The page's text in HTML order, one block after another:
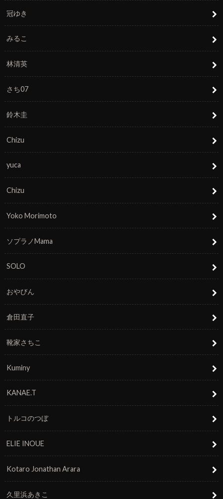
冠ゆき
みるこ
林清英
さち07
鈴木圭
Chizu
yuca
Chizu
Yoko Morimoto
ソプラノMama
SOLO
おやびん
倉田直子
靴家さちこ
Kuminy
KANAE.T
トルコのつぼ
ELIE INOUE
Kotaro Jonathan Arara
久里浜あきこ